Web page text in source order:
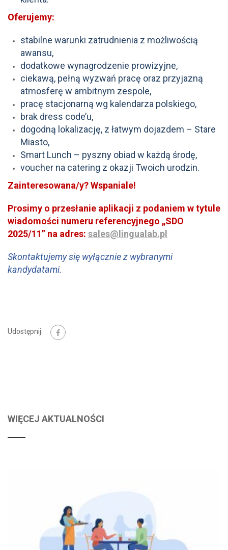
Oferujemy:
stabilne warunki zatrudnienia z możliwością
awansu,
dodatkowe wynagrodzenie prowizyjne,
ciekawą, pełną wyzwań pracę oraz przyjazną
atmosferę w ambitnym zespole,
pracę stacjonarną wg kalendarza polskiego,
brak dress code’u,
dogodną lokalizację, z łatwym dojazdem – Stare
Miasto,
Smart Lunch – pyszny obiad w każdą środę,
voucher na catering z okazji Twoich urodzin.
Zainteresowana/y? Wspaniale!
Prosimy o przesłanie aplikacji z podaniem w tytule
wiadomości numeru referencyjnego „SDO
2025/11” na adres: sales@lingualab.pl
Skontaktujemy się wyłącznie z wybranymi
kandydatami.
Udostępnij:
WIĘCEJ AKTUALNOŚCI